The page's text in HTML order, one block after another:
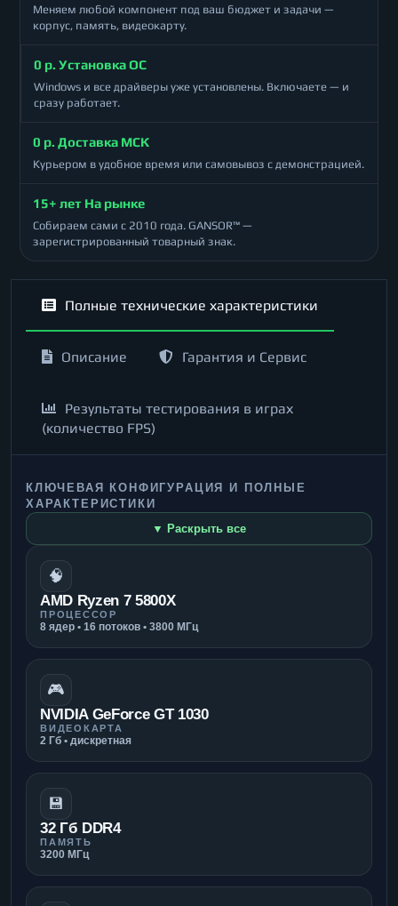
Меняем любой компонент под ваш бюджет и задачи —
корпус, память, видеокарту.
0 р. Установка ОС
Windows и все драйверы уже установлены. Включаете — и
сразу работает.
0 р. Доставка МСК
Курьером в удобное время или самовывоз с демонстрацией.
15+ лет На рынке
Собираем сами с 2010 года. GANSOR™ —
зарегистрированный товарный знак.
Полные технические характеристики
Описание Гарантия и Сервис
Результаты тестирования в играх
(количество FPS)
КЛЮЧЕВАЯ КОНФИГУРАЦИЯ И ПОЛНЫЕ
ХАРАКТЕРИСТИКИ
▼ Раскрыть все
🧠
AMD Ryzen 7 5800X
ПРОЦЕССОР
8 ядер • 16 потоков • 3800 МГц
🎮
NVIDIA GeForce GT 1030
ВИДЕОКАРТА
2 Гб • дискретная
💾
32 Гб DDR4
ПАМЯТЬ
3200 МГц